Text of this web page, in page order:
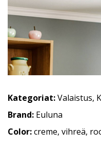
Kategoriat:Valaistus,
Brand: Euluna
Color:creme, vihreä,